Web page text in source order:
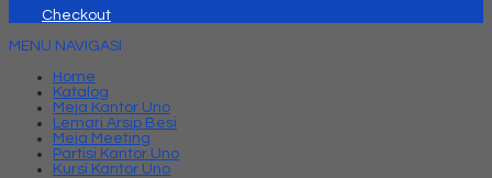
Checkout
MENU NAVIGASI
Home
Katalog
Meja Kantor Uno
Lemari Arsip Besi
Meja Meeting
Partisi Kantor Uno
Kursi Kantor Uno